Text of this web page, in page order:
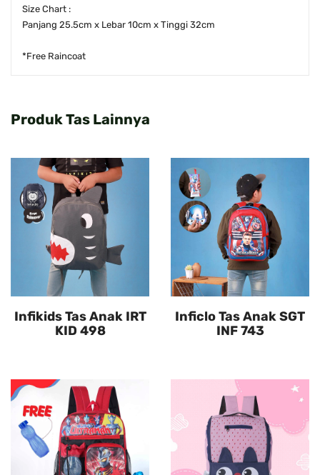
Size Chart :
Panjang 25.5cm x Lebar 10cm x Tinggi 32cm
*Free Raincoat
Produk Tas Lainnya
Infikids Tas Anak IRT
KID 498
Inficlo Tas Anak SGT
INF 743